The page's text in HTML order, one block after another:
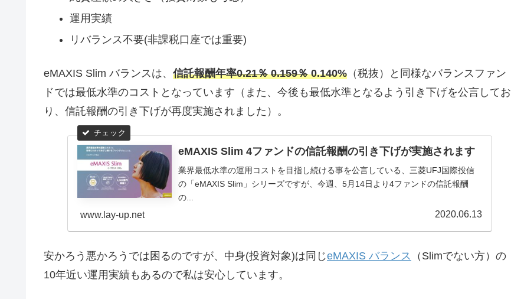
運用実績
リバランス不要(非課税口座では重要)
eMAXIS Slim バランスは、 信託報酬年率0.21％ 0.159％0.140% （税抜）と同様なバランスファン
ドでは最低水準のコストとなっています（また、今後も最低水準となるよう引き下げを公言してお
り、信託報酬の引き下げが再度実施されました）。
eMAXIS Slim 4ファンドの信託報酬の引き下げが実施されます
業界最低水準の運用コストを目指し続ける事を公言している、三菱UFJ国際投信
の「eMAXIS Slim」シリーズですが、今週、5月14日より4ファンドの信託報酬
の...
www.lay-up.net 2020.06.13
安かろう悪かろうでは困るのですが、中身(投資対象)は同じeMAXIS バランス （Slimでない方）の
10年近い運用実績もあるので私は安心しています。